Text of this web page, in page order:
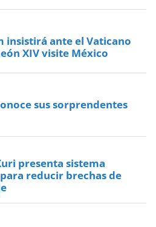
insistirá ante el Vaticano
XIV visite México
sus sorprendentes
presenta sistema
reducir brechas de